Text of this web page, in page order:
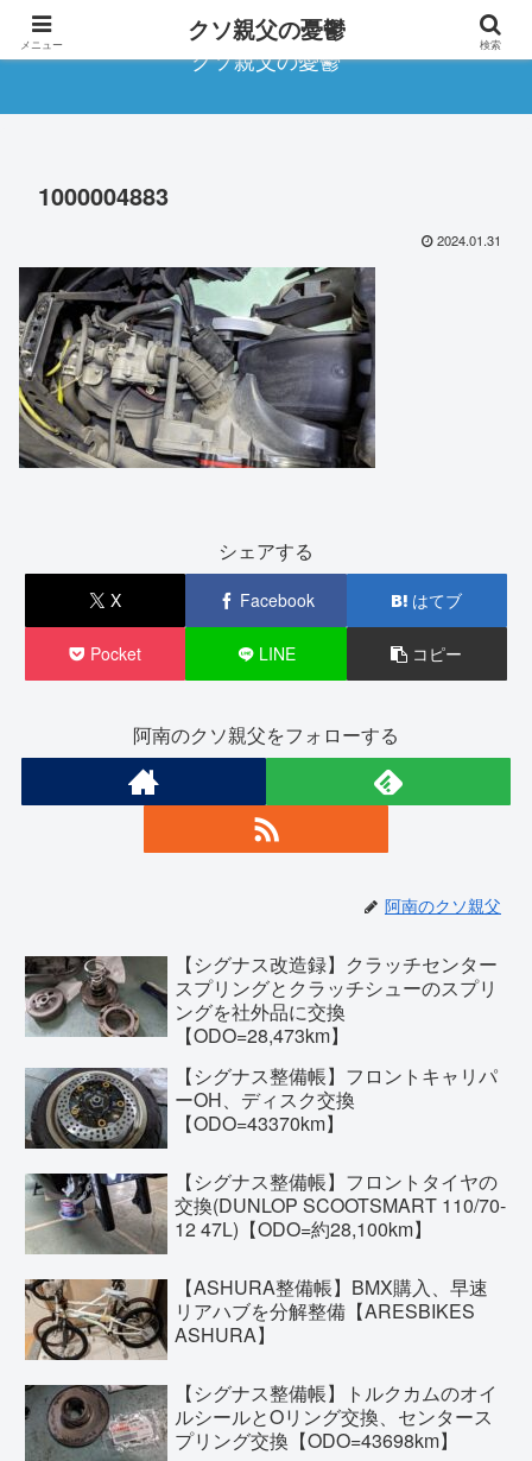
クソ親父の憂鬱
1000004883
2024.01.31
シェアする
X Facebook はてブ
Pocket LINE コピー
阿南のクソ親父をフォローする
阿南のクソ親父
【シグナス改造録】クラッチセンター
スプリングとクラッチシューのスプリ
ングを社外品に交換
【ODO=28,473km】
【シグナス整備帳】フロントキャリパ
ーOH、ディスク交換
【ODO=43370km】
【シグナス整備帳】フロントタイヤの
交換(DUNLOP SCOOTSMART 110/70-
12 47L)【ODO=約28,100km】
【ASHURA整備帳】BMX購入、早速
リアハブを分解整備【ARESBIKES
ASHURA】
【シグナス整備帳】トルクカムのオイ
ルシールとOリング交換、センタース
プリング交換【ODO=43698km】
メニュー クソ親父の憂鬱 検索